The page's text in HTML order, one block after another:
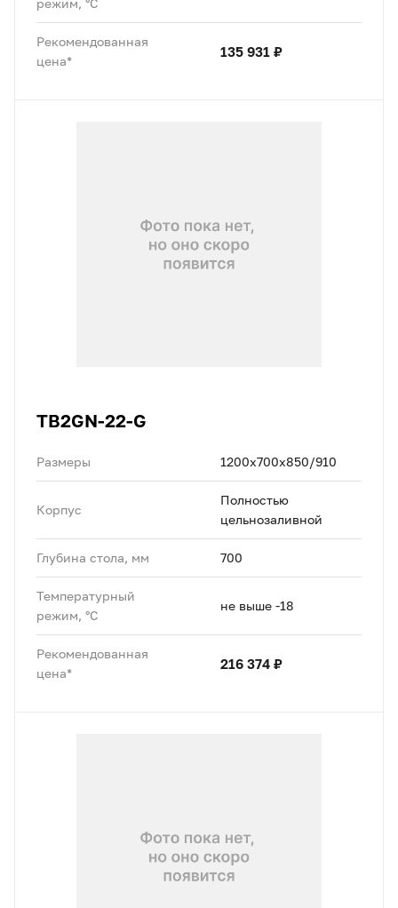
режим, °C
Рекомендованная
цена*
135 931 ₽
TB2GN-22-G
Размеры 1200х700х850/910
Корпус
Полностью
цельнозаливной
Глубина стола, мм 700
Температурный
режим, °C
не выше -18
Рекомендованная
цена*
216 374 ₽